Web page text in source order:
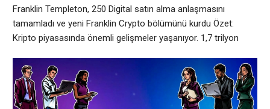
anlaşmasını tamamladı ve yeni Franklin Crypto
bölümünü kurdu
Franklin Templeton, 250 Digital satın alma anlaşmasını
tamamladı ve yeni Franklin Crypto bölümünü kurdu Özet:
Kripto piyasasında önemli gelişmeler yaşanıyor. 1,7 trilyon
alarak yeni bir özel aktif kripto yatırım yönetimi kolu kuruyor.
Varlık yöneticisinin yaptığı bir açıklamada, Franklin Templeton,
kurumsal yatırımcılara aktif olarak yönetilen kripto para birimi